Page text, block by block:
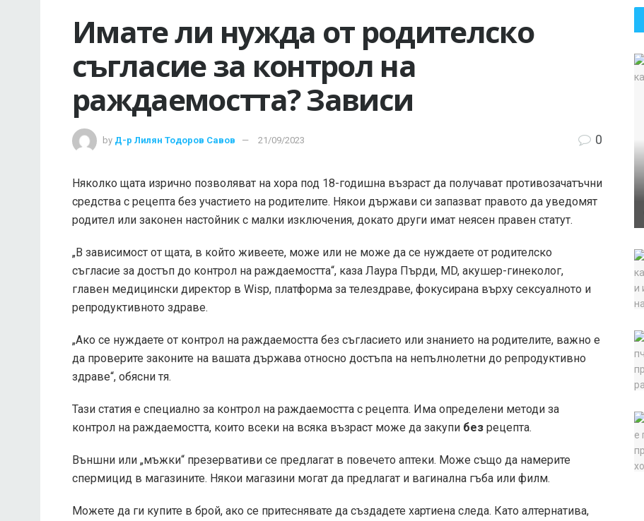
Имате ли нужда от родителско
съгласие за контрол на
раждаемостта? Зависи
by Д-р Лилян Тодоров Савов 21/09/2023 0
Няколко щата изрично позволяват на хора под 18-годишна възраст да получават противозачатъчни
средства с рецепта без участието на родителите. Някои държави си запазват правото да уведомят
родител или законен настойник с малки изключения, докато други имат неясен правен статут.
„В зависимост от щата, в който живеете, може или не може да се нуждаете от родителско
съгласие за достъп до контрол на раждаемостта“, каза Лаура Пърди, MD, акушер-гинеколог,
главен медицински директор в Wisp, платформа за телездраве, фокусирана върху сексуалното и
репродуктивното здраве.
„Ако се нуждаете от контрол на раждаемостта без съгласието или знанието на родителите, важно е
да проверите законите на вашата държава относно достъпа на непълнолетни до репродуктивно
здраве“, обясни тя.
Тази статия е специално за контрол на раждаемостта с рецепта. Има определени методи за
контрол на раждаемостта, които всеки на всяка възраст може да закупи без рецепта.
Външни или „мъжки“ презервативи се предлагат в повечето аптеки. Може също да намерите
спермицид в магазините. Някои магазини могат да предлагат и вагинална гъба или филм.
Можете да ги купите в брой, ако се притеснявате да създадете хартиена следа. Като алтернатива,